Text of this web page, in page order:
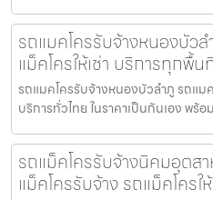
รถแมคโครรับจ้างหนองบัว
แม็คโครให้เช่า บริการทุกพื้
รถแมคโครรับจ้างหนองบัวลำภู รถแมค
บริการทั่วไทย ในราคาเป็นกันเอง พ
รถแม็คโครรับจ้างนิคมอุต
แม็คโครรับจ้าง รถแม็คโคร